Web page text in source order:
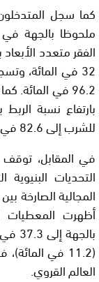
كما سجل
ملحوظا بالجهة
96.2 في
للشرب إلى 82.6 في المائة.
في المقابل، توقف
التحديات
المجالية الصارخة
أظهرت المعطيات
(11.2 في
العالم القروي.